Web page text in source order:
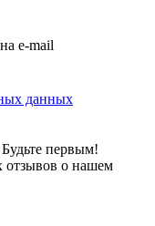
e-mail
данных
первым!
отзывов о нашем